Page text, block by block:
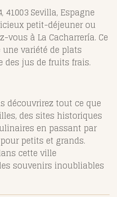
41003 Sevilla, Espagne
petit-déjeuner ou
à La Cacharrería. Ce
variété de plats
des jus de fruits frais.
découvrirez tout ce que
des sites historiques
en passant par
petits et grands.
cette ville
souvenirs inoubliables